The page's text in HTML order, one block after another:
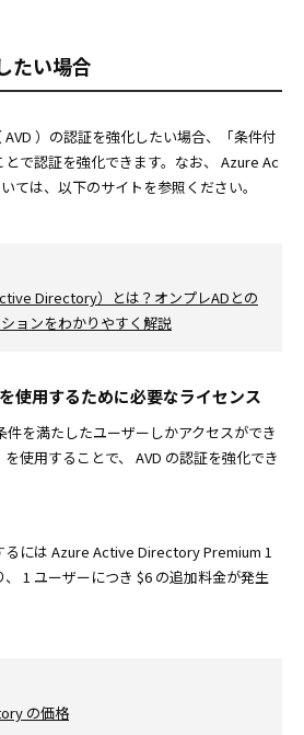
たい場合
）の認証を強化したい場合、「条件付
で認証を強化できます。なお、 Azure Ac
は、以下のサイトを参照ください。
Directory）とは？オンプレADとの
ョンをわかりやすく解説
使用するために必要なライセンス
件を満たしたユーザーしかアクセスができ
使用することで、 AVD の認証を強化でき
るには Azure Active Directory Premium 1
1 ユーザーにつき $6 の追加料金が発生
の価格